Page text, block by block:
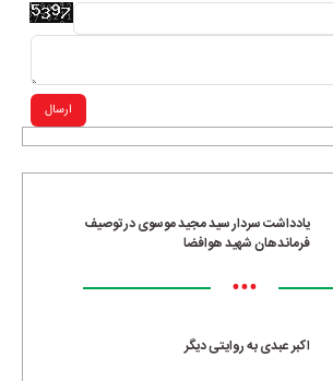
یادداشت سردار سید مجید موسوی در توصیف
فرماندهان شهید هوافضا
•••
اکبر عبدی به روایتی دیگر
ارسال